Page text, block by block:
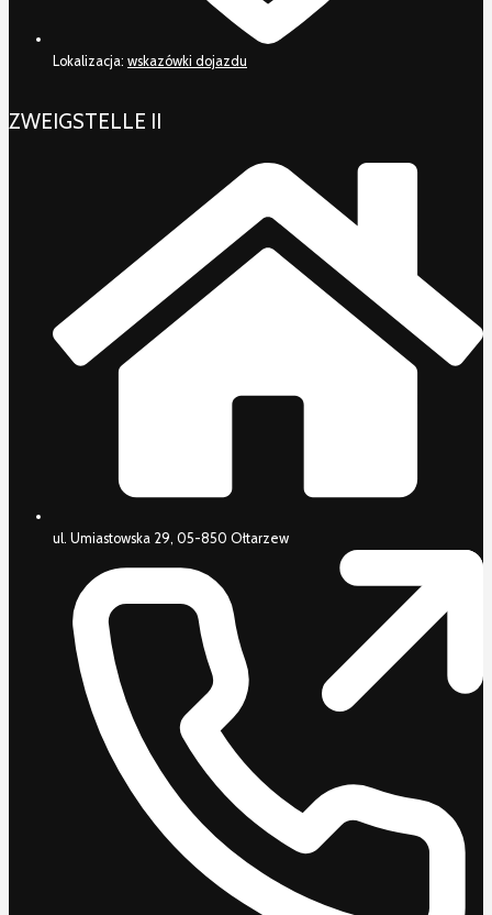
Lokalizacja: wskazówki dojazdu
ZWEIGSTELLE II
ul. Umiastowska 29, 05-850 Ołtarzew